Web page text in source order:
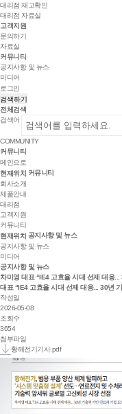
대리점 재고확인
대리점 자료실
고객지원
문의하기
자료실
커뮤니티
공지사항 및 뉴스
미디어
로그인
검색하기
전체검색
검색어
COMMUNITY
커뮤니티
메인으로
현재위치 커뮤니티
회사소개
제품안내
대리점
고객지원
커뮤니티
현재위치 공지사항 및 뉴스
공지사항 및 뉴스
미디어
공지사항 및 뉴스
차미영 대표 “IE4 고효율 시대 선제 대응
대표 “IE4 고효율 시대 선제 대응... 30년
작성일
2026-05-08
조회수
3654
첨부파일
황해전기기사.pdf